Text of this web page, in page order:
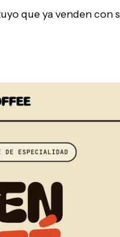
que ya venden con